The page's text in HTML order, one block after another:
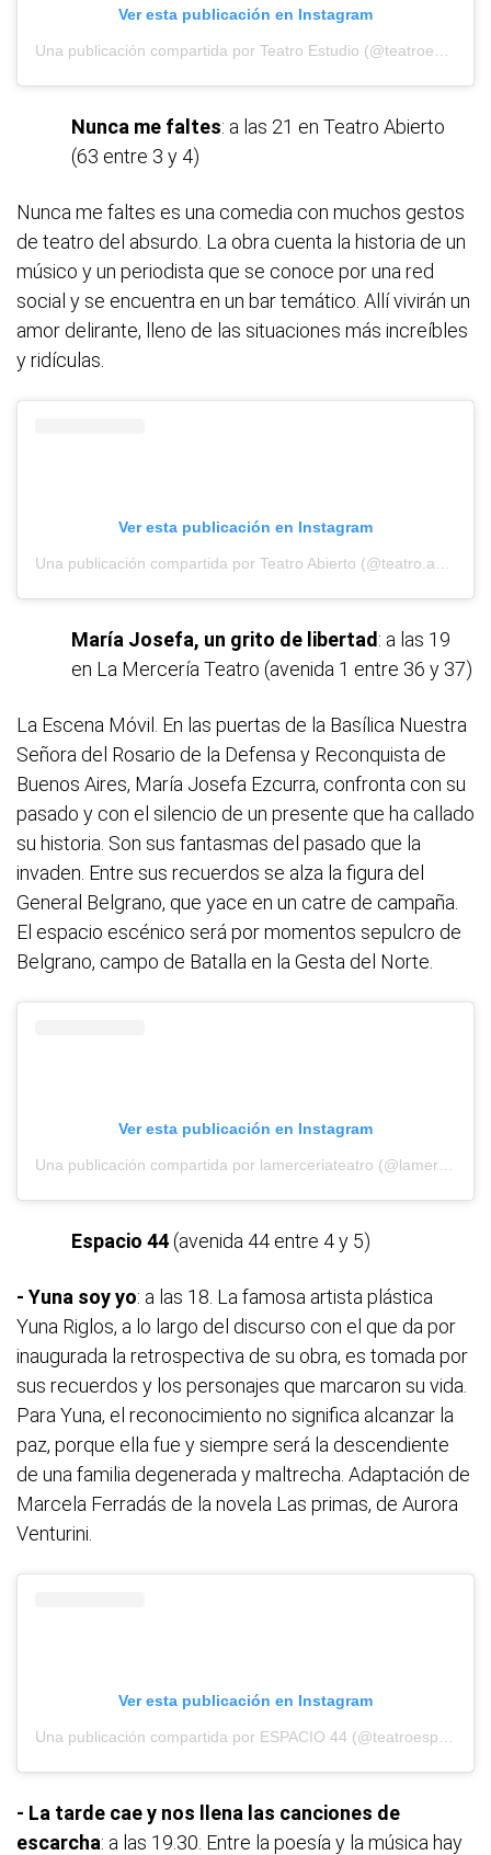
Ver esta publicación en Instagram
Nunca me faltes: a las 21 en Teatro Abierto
(63 entre 3 y 4)
Nunca me faltes es una comedia con muchos gestos
de teatro del absurdo. La obra cuenta la historia de un
músico y un periodista que se conoce por una red
social y se encuentra en un bar temático. Allí vivirán un
amor delirante, lleno de las situaciones más increíbles
y ridículas.
Ver esta publicación en Instagram
María Josefa, un grito de libertad : a las 19
en La Mercería Teatro (avenida 1 entre 36 y 37)
La Escena Móvil. En las puertas de la Basílica Nuestra
Señora del Rosario de la Defensa y Reconquista de
Buenos Aires, María Josefa Ezcurra, confronta con su
pasado y con el silencio de un presente que ha callado
su historia. Son sus fantasmas del pasado que la
invaden. Entre sus recuerdos se alza la figura del
General Belgrano, que yace en un catre de campaña.
El espacio escénico será por momentos sepulcro de
Belgrano, campo de Batalla en la Gesta del Norte.
Ver esta publicación en Instagram
Espacio 44 (avenida 44 entre 4 y 5)
- Yuna soy yo: a las 18. La famosa artista plástica
Yuna Riglos, a lo largo del discurso con el que da por
inaugurada la retrospectiva de su obra, es tomada por
sus recuerdos y los personajes que marcaron su vida.
Para Yuna, el reconocimiento no significa alcanzar la
paz, porque ella fue y siempre será la descendiente
de una familia degenerada y maltrecha. Adaptación de
Marcela Ferradás de la novela Las primas, de Aurora
Venturini.
Ver esta publicación en Instagram
- La tarde cae y nos llena las canciones de
escarcha: a las 19.30. Entre la poesía y la música hay